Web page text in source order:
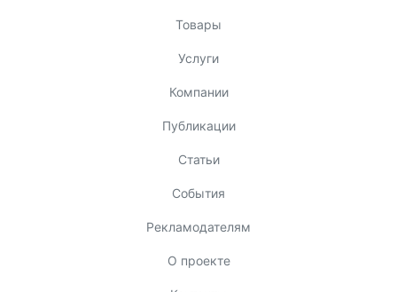
Товары
Услуги
Компании
Публикации
Статьи
События
Рекламодателям
О проекте